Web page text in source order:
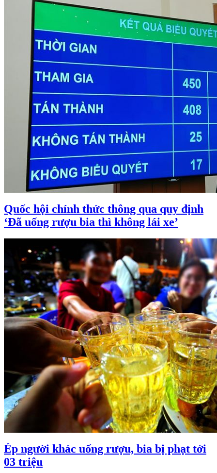
Quốc hội chính thức thông qua quy định
‘Đã uống rượu bia thì không lái xe’
Ép người khác uống rượu, bia bị phạt tới
03 triệu